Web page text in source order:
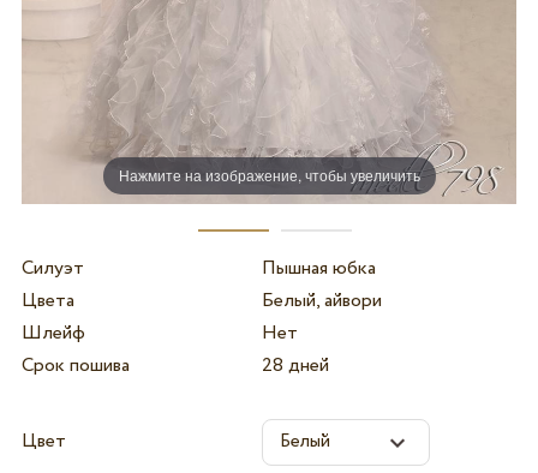
Нажмите на изображение, чтобы увеличить
Силуэт
Пышная юбка
Цвета
Белый, айвори
Шлейф
Нет
Срок пошива
28 дней
Цвет